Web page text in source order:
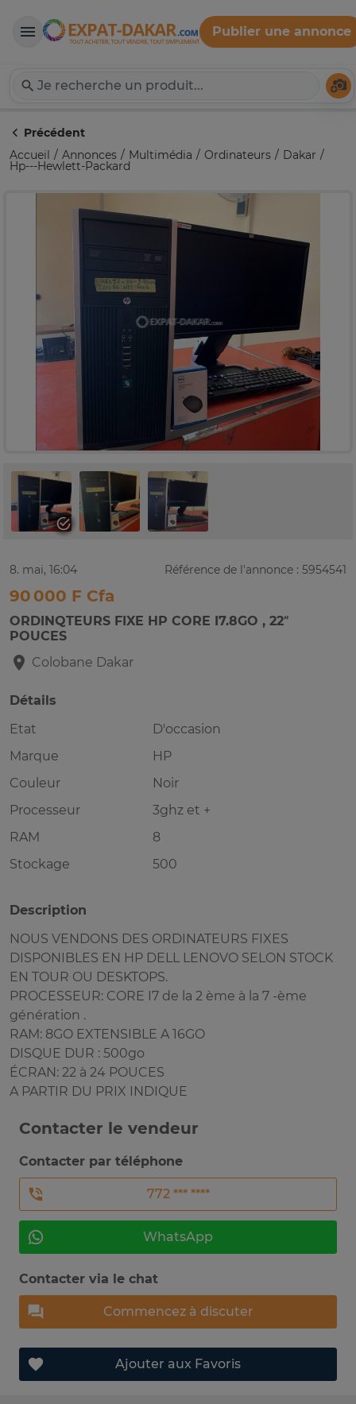
Expat-Dakar
Publier une annonce
Précédent
Accueil
Annonces Multimédia Ordinateurs Dakar
Hp---Hewlett-Packard
8. mai, 16:04 Référence de l'annonce : 5954541
90 000 F Cfa
ORDINQTEURS FIXE HP CORE I7.8GO , 22”
POUCES
Colobane Dakar
Détails
Etat
D'occasion
Marque
HP
Couleur
Noir
Processeur
3ghz et +
RAM
8
Stockage
500
Description
NOUS VENDONS DES ORDINATEURS FIXES
DISPONIBLES EN HP DELL LENOVO SELON STOCK
EN TOUR OU DESKTOPS.
PROCESSEUR: CORE I7 de la 2 ème à la 7 -ème
génération .
RAM: 8GO EXTENSIBLE A 16GO
DISQUE DUR : 500go
ÉCRAN: 22 à 24 POUCES
A PARTIR DU PRIX INDIQUE
Contacter le vendeur
Contacter par téléphone
772 *** ****
WhatsApp
Contacter via le chat
Commencez à discuter
Ajouter aux Favoris